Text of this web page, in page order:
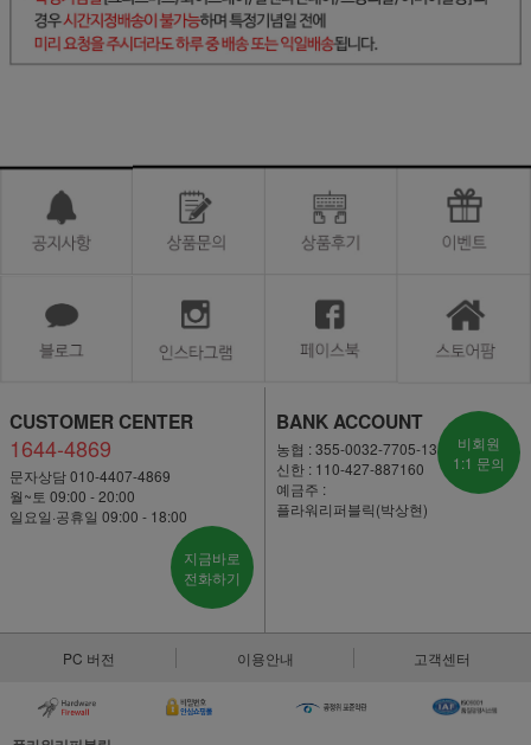
CUSTOMER CENTER
1644-4869
문자상담 010-4407-4869
월~토 09:00 - 20:00
일요일·공휴일 09:00 - 18:00
지금바로
전화하기
BANK ACCOUNT
농협 : 355-0032-7705-13
신한 : 110-427-887160
예금주 :
플라워리퍼블릭(박상현)
비회원
1:1 문의
PC 버전 이용안내 고객센터